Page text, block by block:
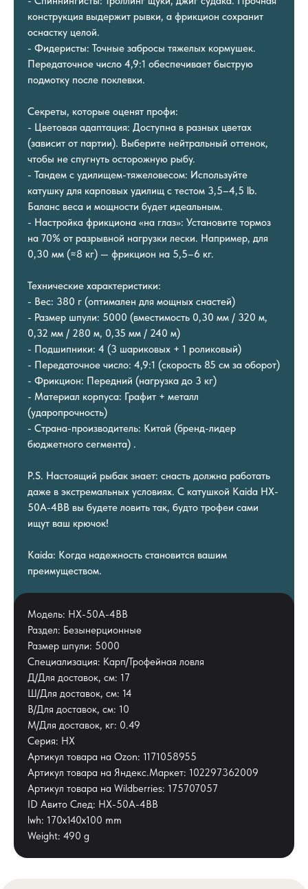
конструкция выдержит рывки, а фрикцион сохранит
оснастку целой.
- Фидеристы: Точные забросы тяжелых кормушек.
Передаточное число 4,9:1 обеспечивает быструю
подмотку после поклевки.
Секреты, которые оценят профи:
- Цветовая адаптация: Доступна в разных цветах
(зависит от партии). Выберите нейтральный оттенок,
чтобы не спугнуть осторожную рыбу.
- Тандем с удилищем-тяжеловесом: Используйте
катушку для карповых удилищ с тестом 3,5–4,5 lb.
Баланс веса и мощности будет идеальным.
- Настройка фрикциона «на глаз»: Установите тормоз
на 70% от разрывной нагрузки лески. Например, для
0,30 мм (≈8 кг) — фрикцион на 5,5–6 кг.
Технические характеристики:
- Вес: 380 г (оптимален для мощных снастей)
- Размер шпули: 5000 (вместимость 0,30 мм / 320 м,
0,32 мм / 280 м, 0,35 мм / 240 м)
- Подшипники: 4 (3 шариковых + 1 роликовый)
- Передаточное число: 4,9:1 (скорость 85 см за оборот)
- Фрикцион: Передний (нагрузка до 3 кг)
- Материал корпуса: Графит + металл
(ударопрочность)
- Страна-производитель: Китай (бренд-лидер
бюджетного сегмента) .
P.S. Настоящий рыбак знает: снасть должна работать
даже в экстремальных условиях. С катушкой Kaida HX-
50A-4BB вы будете ловить так, будто трофеи сами
ищут ваш крючок!
Kaida: Когда надежность становится вашим
преимуществом.
Модель: HX-50A-4BB
Раздел: Безынерционные
Размер шпули: 5000
Специализация: Карп/Трофейная ловля
Д/Для доставок, см: 17
Ш/Для доставок, см: 14
В/Для доставок, см: 10
М/Для доставок, кг: 0.49
Серия: HX
Артикул товара на Ozon: 1171058955
Артикул товара на Яндекс.Маркет: 102297362009
Артикул товара на Wildberries: 175707057
ID Авито След: HX-50A-4BB
lwh: 170x140x100 mm
Weight: 490 g